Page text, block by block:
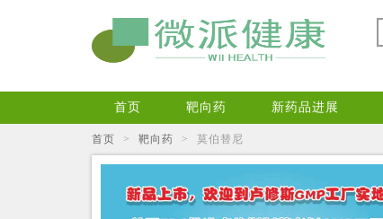
首页 靶向药 新药品进展
首页 > 靶向药 > 莫伯替尼